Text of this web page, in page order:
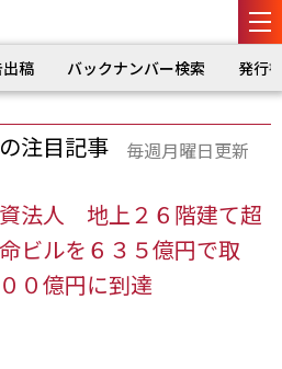
稿 バックナンバー検索 発行
注目記事 毎週月曜日更新
法人 地上２６階建て超
ビルを６３５億円で取
０億円に到達